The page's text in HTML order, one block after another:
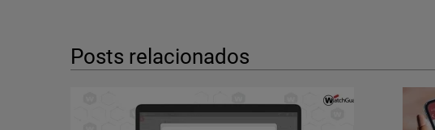
Posts relacionados